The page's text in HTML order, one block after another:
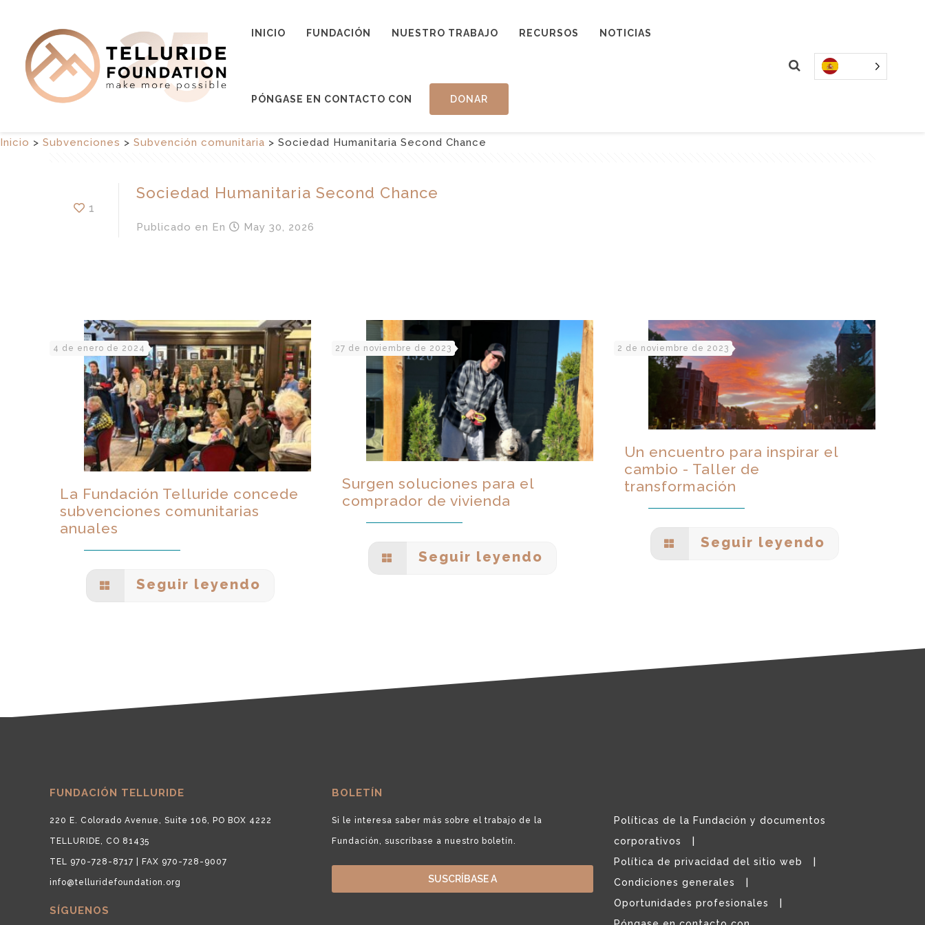
INICIO FUNDACIÓN NUESTRO TRABAJO RECURSOS NOTICIAS
PÓNGASE EN CONTACTO CON DONAR
Inicio > Subvenciones > Subvención comunitaria > Sociedad Humanitaria Second Chance
1
Sociedad Humanitaria Second Chance
Publicado en En May 30, 2026
4 de enero de 2024
La Fundación Telluride concede
subvenciones comunitarias
anuales
Seguir leyendo
27 de noviembre de 2023
Surgen soluciones para el
comprador de vivienda
Seguir leyendo
2 de noviembre de 2023
Un encuentro para inspirar el
cambio - Taller de
transformación
Seguir leyendo
FUNDACIÓN TELLURIDE
220 E. Colorado Avenue, Suite 106, PO BOX 4222
TELLURIDE, CO 81435
TEL 970-728-8717 | FAX 970-728-9007
info@telluridefoundation.org
SÍGUENOS
BOLETÍN
Si le interesa saber más sobre el trabajo de la
Fundación, suscríbase a nuestro boletín.
SUSCRÍBASE A
Políticas de la Fundación y documentos
corporativos
Política de privacidad del sitio web
Condiciones generales
Oportunidades profesionales